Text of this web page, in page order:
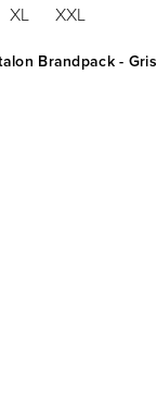
XL XXL
Brandpack - Gris